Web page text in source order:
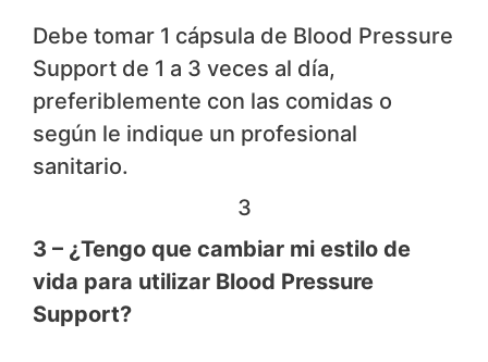
Debe tomar 1 cápsula de Blood Pressure
Support de 1 a 3 veces al día,
preferiblemente con las comidas o
según le indique un profesional
sanitario.
3
3 – ¿Tengo que cambiar mi estilo de
vida para utilizar Blood Pressure
Support?